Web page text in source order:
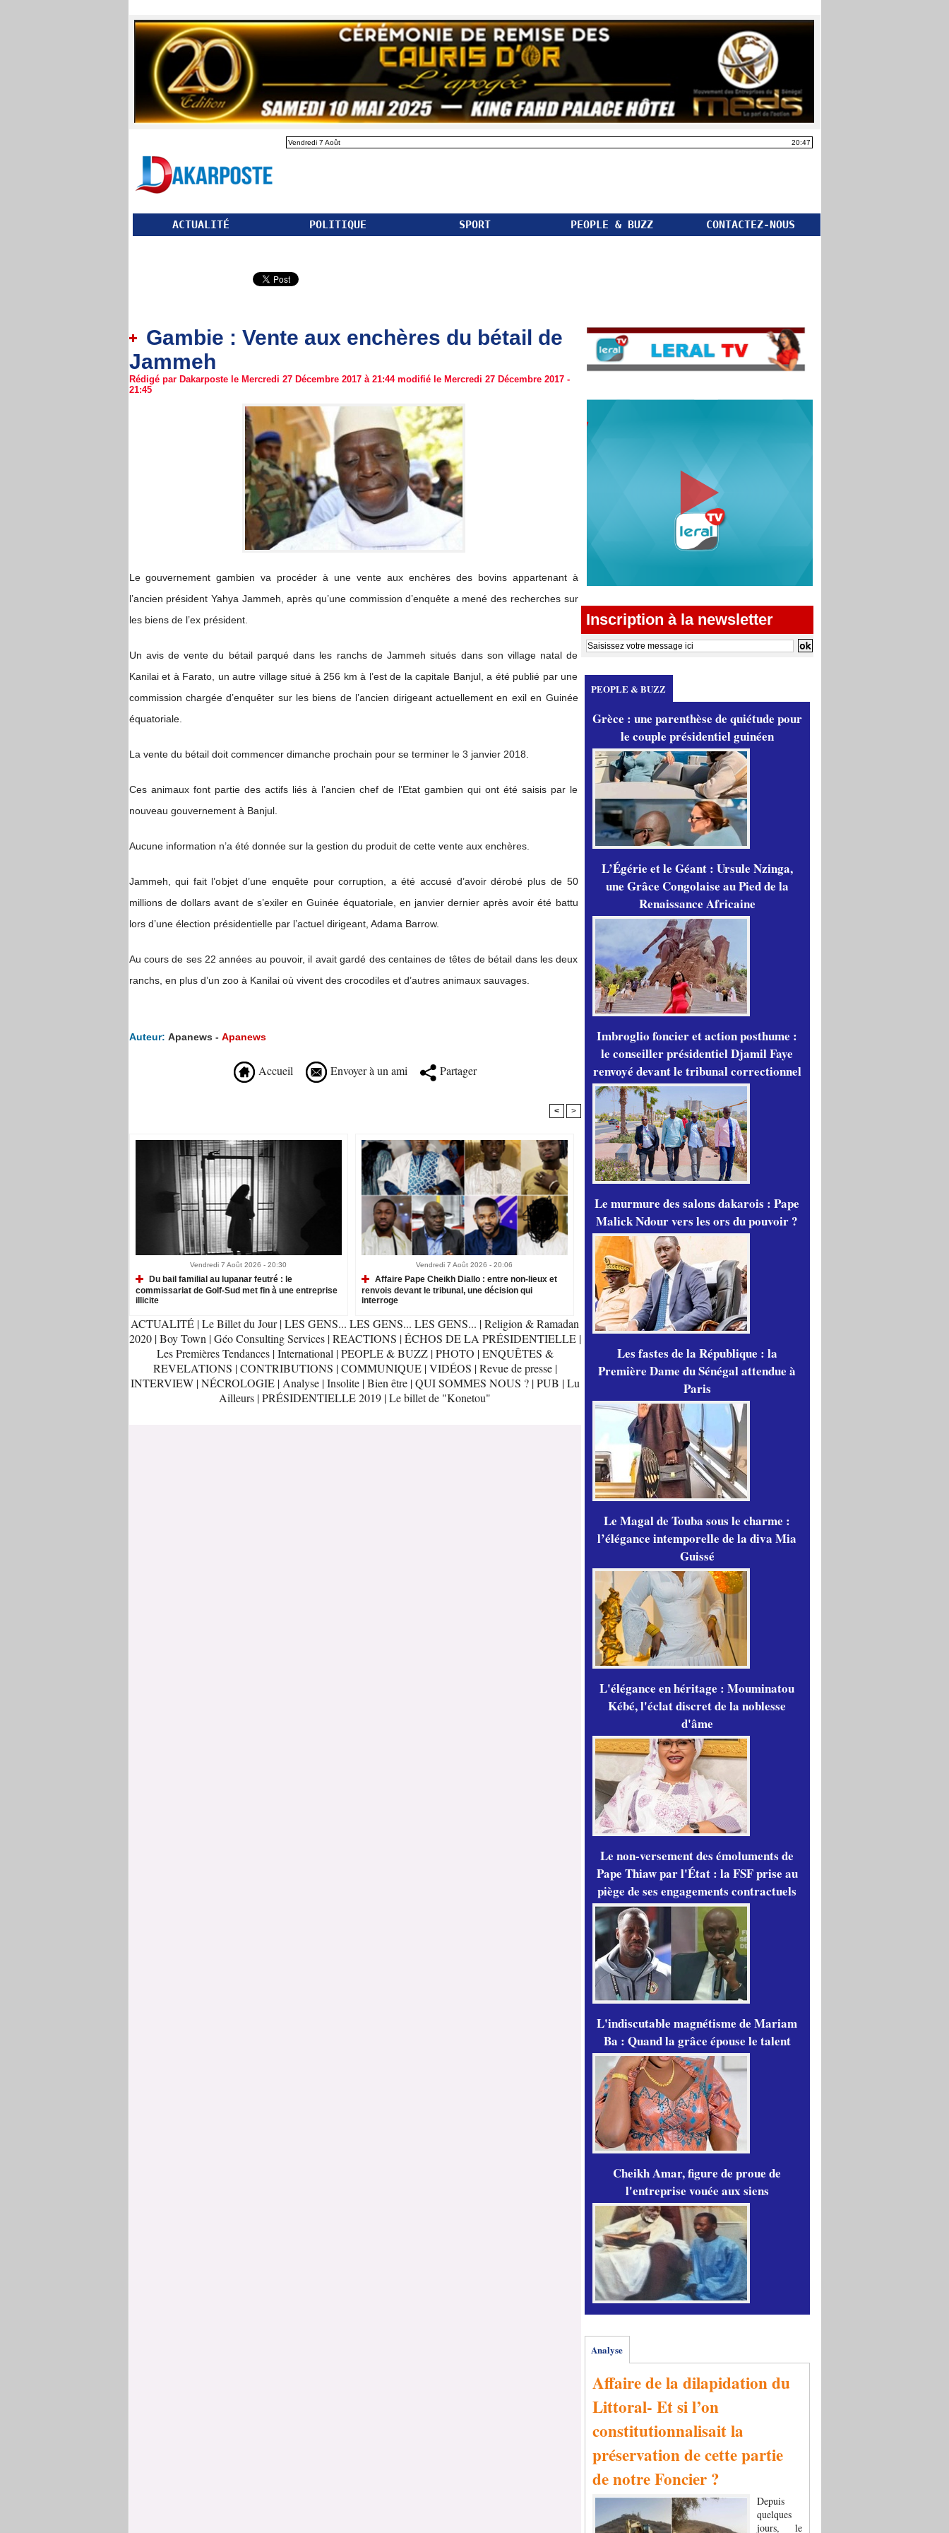
Vendredi 7 Août 20:47
ACTUALITÉ POLITIQUE SPORT PEOPLE & BUZZ CONTACTEZ-NOUS
Gambie : Vente aux enchères du bétail de
Jammeh
Rédigé par Dakarposte le Mercredi 27 Décembre 2017 à 21:44 modifié le Mercredi 27 Décembre 2017 -
21:45
Le gouvernement gambien va procéder à une vente aux enchères des bovins appartenant à
l’ancien président Yahya Jammeh, après qu’une commission d’enquête a mené des recherches sur
les biens de l’ex président.
Un avis de vente du bétail parqué dans les ranchs de Jammeh situés dans son village natal de
Kanilai et à Farato, un autre village situé à 256 km à l’est de la capitale Banjul, a été publié par une
commission chargée d’enquêter sur les biens de l’ancien dirigeant actuellement en exil en Guinée
équatoriale.
La vente du bétail doit commencer dimanche prochain pour se terminer le 3 janvier 2018.
Ces animaux font partie des actifs liés à l’ancien chef de l’Etat gambien qui ont été saisis par le
nouveau gouvernement à Banjul.
Aucune information n’a été donnée sur la gestion du produit de cette vente aux enchères.
Jammeh, qui fait l’objet d’une enquête pour corruption, a été accusé d’avoir dérobé plus de 50
millions de dollars avant de s’exiler en Guinée équatoriale, en janvier dernier après avoir été battu
lors d’une élection présidentielle par l’actuel dirigeant, Adama Barrow.
Au cours de ses 22 années au pouvoir, il avait gardé des centaines de têtes de bétail dans les deux
ranchs, en plus d’un zoo à Kanilai où vivent des crocodiles et d’autres animaux sauvages.
Auteur: Apanews - Apanews
Accueil Envoyer à un ami Partager
< >
Vendredi 7 Août 2026 - 20:30
Du bail familial au lupanar feutré : le
commissariat de Golf-Sud met fin à une entreprise
illicite
Vendredi 7 Août 2026 - 20:06
Affaire Pape Cheikh Diallo : entre non-lieux et
renvois devant le tribunal, une décision qui
interroge
ACTUALITÉ |Le Billet du Jour |LES GENS... LES GENS... LES GENS... |Religion & Ramadan
2020 |Boy Town |Géo Consulting Services |REACTIONS |ÉCHOS DE LA PRÉSIDENTIELLE |
Les Premières Tendances |International |PEOPLE & BUZZ |PHOTO |ENQUÊTES &
REVELATIONS |CONTRIBUTIONS |COMMUNIQUE |VIDÉOS |Revue de presse |
INTERVIEW |NÉCROLOGIE |Analyse |Insolite |Bien être |QUI SOMMES NOUS ? |PUB |Lu
Ailleurs |PRÉSIDENTIELLE 2019 |Le billet de "Konetou"
Inscription à la newsletter
PEOPLE & BUZZ
Grèce : une parenthèse de quiétude pour
le couple présidentiel guinéen
L’Égérie et le Géant : Ursule Nzinga,
une Grâce Congolaise au Pied de la
Renaissance Africaine
Imbroglio foncier et action posthume :
le conseiller présidentiel Djamil Faye
renvoyé devant le tribunal correctionnel
Le murmure des salons dakarois : Pape
Malick Ndour vers les ors du pouvoir ?
Les fastes de la République : la
Première Dame du Sénégal attendue à
Paris
Le Magal de Touba sous le charme :
l’élégance intemporelle de la diva Mia
Guissé
L'élégance en héritage : Mouminatou
Kébé, l'éclat discret de la noblesse
d'âme
Le non-versement des émoluments de
Pape Thiaw par l'État : la FSF prise au
piège de ses engagements contractuels
L'indiscutable magnétisme de Mariam
Ba : Quand la grâce épouse le talent
Cheikh Amar, figure de proue de
l'entreprise vouée aux siens
Analyse
Affaire de la dilapidation du
Littoral- Et si l’on
constitutionnalisait la
préservation de cette partie
de notre Foncier ?
Depuis
quelques
jours, le